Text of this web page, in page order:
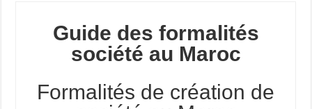
Guide des formalités
société au Maroc
Formalités de création de